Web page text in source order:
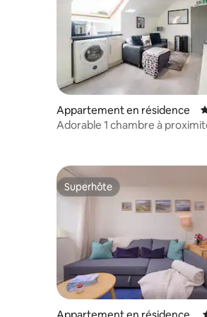
Appartement en résidence
Adorable 1 chambre à
Superhôte
Superhôte